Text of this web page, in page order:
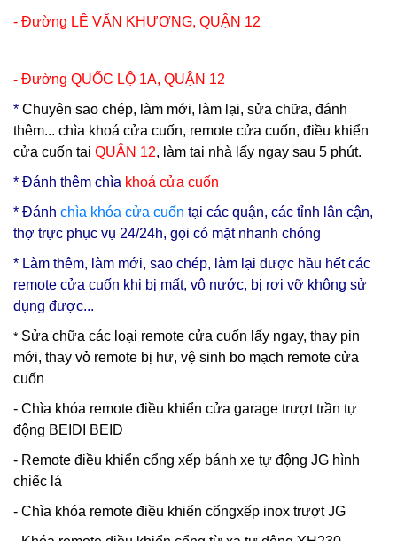
- Đường LÊ VĂN KHƯƠNG, QUẬN 12
- Đường QUỐC LỘ 1A, QUẬN 12
* Chuyên sao chép, làm mới, làm lại, sửa chữa, đánh
thêm... chìa khoá cửa cuốn, remote cửa cuốn, điều khiển
cửa cuốn tại QUẬN 12, làm tại nhà lấy ngay sau 5 phút.
* Đánh thêm chìa khoá cửa cuốn
* Đánh chìa khóa cửa cuốn tại các quận, các tỉnh lân cận,
thợ trực phục vụ 24/24h, gọi có mặt nhanh chóng
* Làm thêm, làm mới, sao chép, làm lại được hầu hết các
remote cửa cuốn khi bị mất, vô nước, bị rơi vỡ không sử
dụng được...
* Sửa chữa các loại remote cửa cuốn lấy ngay, thay pin
mới, thay vỏ remote bị hư, vệ sinh bo mạch remote cửa
cuốn
- Chìa khóa remote điều khiển cửa garage trượt trần tự
động BEIDI BEID
- Remote điều khiển cổng xếp bánh xe tự động JG hình
chiếc lá
- Chìa khóa remote điều khiển cổngxếp inox trượt JG